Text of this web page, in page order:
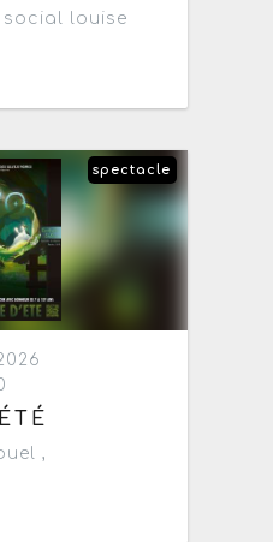
social louise
spectacle
,